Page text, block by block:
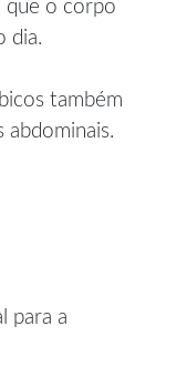
que o corpo
dia.
também
abdominais.
para a